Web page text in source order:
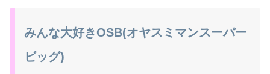
みんな大好きOSB(オヤスミマンスーパー
ビッグ)